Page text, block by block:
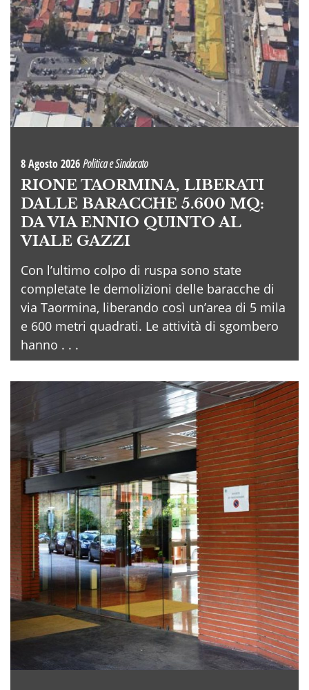
8 Agosto 2026Politica e Sindacato
RIONE TAORMINA, LIBERATI
DALLE BARACCHE 5.600 MQ:
DA VIA ENNIO QUINTO AL
VIALE GAZZI
Con l’ultimo colpo di ruspa sono state
completate le demolizioni delle baracche di
via Taormina, liberando così un’area di 5 mila
e 600 metri quadrati. Le attività di sgombero
hanno . . .